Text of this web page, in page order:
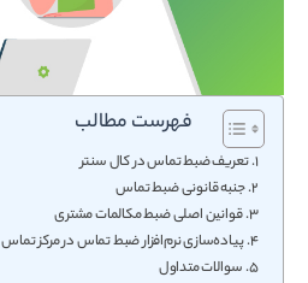
فهرست مطالب
تعریف ضبط تماس در کال­ سنتر
جنبه قانونی ضبط تماس
قوانین اصلی ضبط مکالمات مشتری
پیاده‌­سازی نرم‌­افزار ضبط تماس در مرکز تماس
سوالات متداول